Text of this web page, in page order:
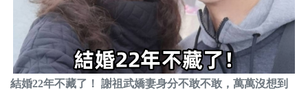
結婚22年不藏了！ 謝祖武嬌妻身分不敢不敢，萬萬沒想到